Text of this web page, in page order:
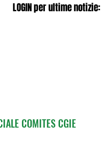
LOGIN per ultime notizie:
COMITES CGIE